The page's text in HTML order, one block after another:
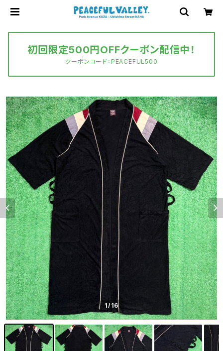
初回限定500円OFFクーポン配信中！
クーポンコード：PEACEFUL500
1/16